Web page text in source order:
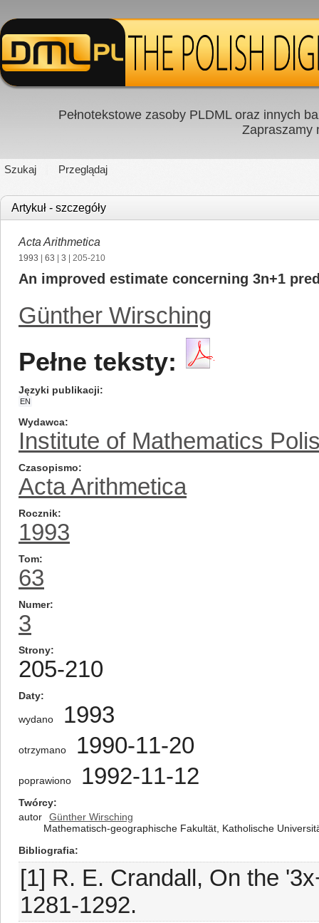
Pełnotekstowe zasoby PLDML oraz innych
Zapraszamy
Szukaj Przeglądaj
Artykuł - szczegóły
Acta Arithmetica
1993 63 3 | 205-210
An improved estimate concerning 3n+1
Günther Wirsching
Pełne teksty:
Języki publikacji
EN
Wydawca
Institute of Mathematics
Czasopismo
Acta Arithmetica
Rocznik
1993
Tom
63
Numer
3
Strony
205-210
Daty
wydano 1993
otrzymano 1990-11-20
poprawiono 1992-11-12
Twórcy
autor
Günther Wirsching
Mathematisch-geographische Fakultät, Katholische
Bibliografia
[1] R. E. Crandall, On the
1281-1292.